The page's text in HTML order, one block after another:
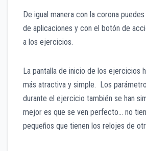
De igual manera con la corona
de aplicaciones y con el botón de
a los ejercicios.
La pantalla de inicio de los ejercicios
más atractiva y simple. Los
durante el ejercicio también se han
mejor es que se ven perfecto… no
pequeños que tienen los relojes de